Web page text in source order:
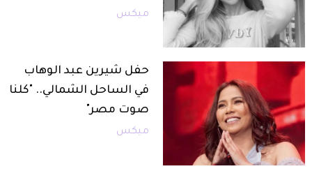
ميكس
حفل شيرين عبد الوهاب
في الساحل الشمالي.. "كلنا
صوت مصر"
ميكس